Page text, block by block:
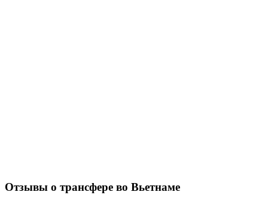
Отзывы о трансфере во Вьетнаме